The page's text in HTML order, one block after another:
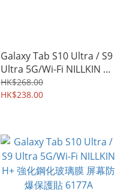
Galaxy Tab S10 Ultra / S9
Ultra 5G/Wi-Fi NILLKIN 悍
甲Pro 翻蓋保護殼 翻頁皮
套Flip Cover Case 7838A
HK$268.00
HK$238.00